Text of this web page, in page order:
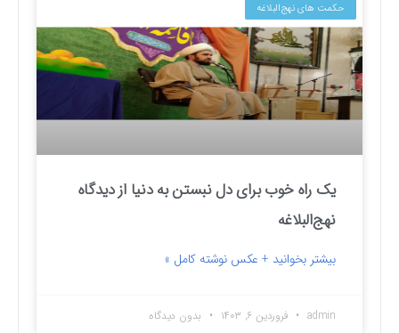
حکمت های نهج‌البلاغه
یک راه خوب برای دل نبستن به دنیا از دیدگاه
نهج‌البلاغه
بیشتر بخوانید + عکس نوشته کامل »
admin فروردین ۶, ۱۴۰۳ بدون دیدگاه